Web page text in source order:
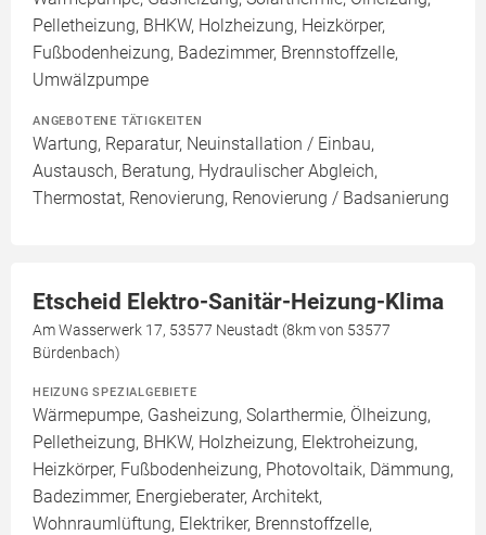
Pelletheizung, BHKW, Holzheizung, Heizkörper,
Fußbodenheizung, Badezimmer, Brennstoffzelle,
Umwälzpumpe
ANGEBOTENE TÄTIGKEITEN
Wartung, Reparatur, Neuinstallation / Einbau,
Austausch, Beratung, Hydraulischer Abgleich,
Thermostat, Renovierung, Renovierung / Badsanierung
Etscheid Elektro-Sanitär-Heizung-Klima
Am Wasserwerk 17, 53577 Neustadt (8km von 53577
Bürdenbach)
HEIZUNG SPEZIALGEBIETE
Wärmepumpe, Gasheizung, Solarthermie, Ölheizung,
Pelletheizung, BHKW, Holzheizung, Elektroheizung,
Heizkörper, Fußbodenheizung, Photovoltaik, Dämmung,
Badezimmer, Energieberater, Architekt,
Wohnraumlüftung, Elektriker, Brennstoffzelle,